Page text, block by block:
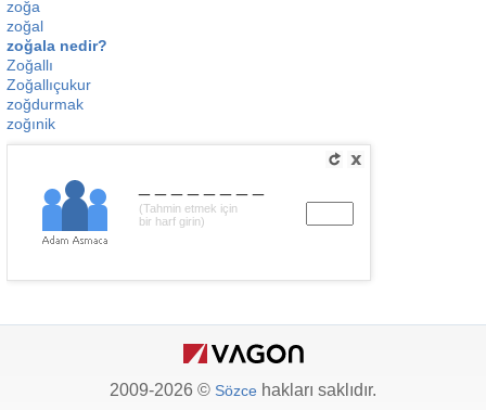
zoğa
zoğal
zoğala nedir?
Zoğallı
Zoğallıçukur
zoğdurmak
zoğınik
(Tahmin etmek için
bir harf girin)
2009-2026 © Sözce hakları saklıdır.